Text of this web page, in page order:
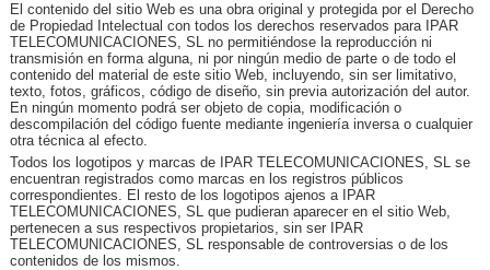
El contenido del sitio Web es una obra original y protegida por el Derecho
de Propiedad Intelectual con todos los derechos reservados para IPAR
TELECOMUNICACIONES, SL no permitiéndose la reproducción ni
transmisión en forma alguna, ni por ningún medio de parte o de todo el
contenido del material de este sitio Web, incluyendo, sin ser limitativo,
texto, fotos, gráficos, código de diseño, sin previa autorización del autor.
En ningún momento podrá ser objeto de copia, modificación o
descompilación del código fuente mediante ingeniería inversa o cualquier
otra técnica al efecto.
Todos los logotipos y marcas de IPAR TELECOMUNICACIONES, SL se
encuentran registrados como marcas en los registros públicos
correspondientes. El resto de los logotipos ajenos a IPAR
TELECOMUNICACIONES, SL que pudieran aparecer en el sitio Web,
pertenecen a sus respectivos propietarios, sin ser IPAR
TELECOMUNICACIONES, SL responsable de controversias o de los
contenidos de los mismos.